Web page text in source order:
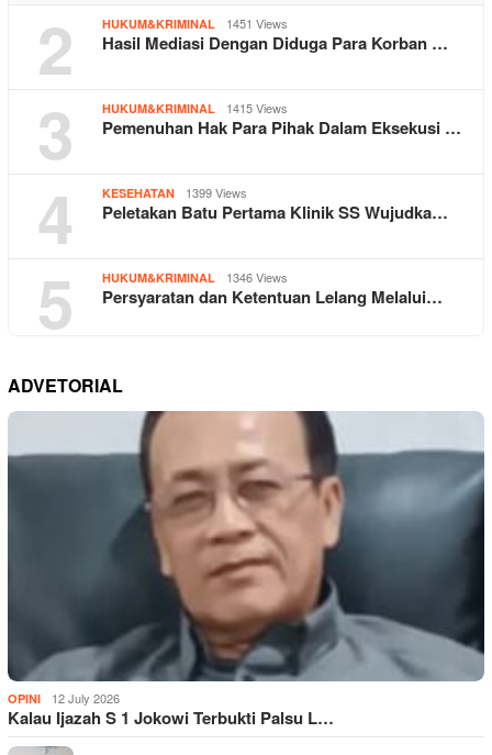
2 HUKUM&KRIMINAL 1451 Views
Hasil Mediasi Dengan Diduga Para Korban …
3 HUKUM&KRIMINAL 1415 Views
Pemenuhan Hak Para Pihak Dalam Eksekusi …
4 KESEHATAN 1399 Views
Peletakan Batu Pertama Klinik SS Wujudka…
5 HUKUM&KRIMINAL 1346 Views
Persyaratan dan Ketentuan Lelang Melalui…
ADVETORIAL
OPINI 12 July 2026
Kalau Ijazah S 1 Jokowi Terbukti Palsu L…